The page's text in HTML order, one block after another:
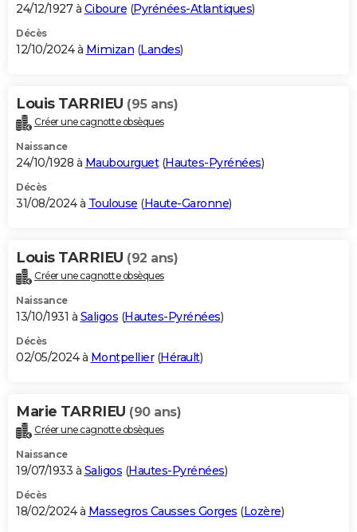
24/12/1927 à Ciboure (Pyrénées-Atlantiques)
Décès
12/10/2024 à Mimizan (Landes)
Louis TARRIEU (95 ans)
Créer une cagnotte obsèques
Naissance
24/10/1928 à Maubourguet(Hautes-Pyrénées)
Décès
31/08/2024 à Toulouse (Haute-Garonne)
Louis TARRIEU (92 ans)
Créer une cagnotte obsèques
Naissance
13/10/1931 à Saligos (Hautes-Pyrénées)
Décès
02/05/2024 à Montpellier(Hérault)
Marie TARRIEU (90 ans)
Créer une cagnotte obsèques
Naissance
19/07/1933 à Saligos (Hautes-Pyrénées)
Décès
18/02/2024 à Massegros Causses Gorges (Lozère)